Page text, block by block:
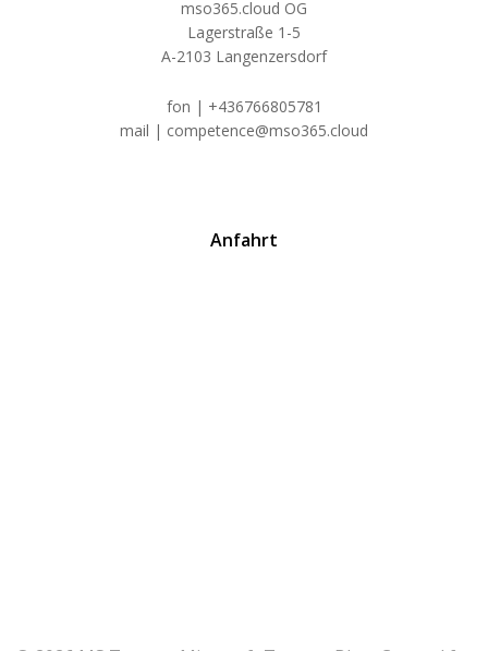
mso365.cloud OG
Lagerstraße 1-5
A-2103 Langenzersdorf
fon | +436766805781
mail | competence@mso365.cloud
Anfahrt